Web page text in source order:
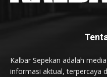
Kalbar Sepekan adalah
informasi aktual, terpercaya